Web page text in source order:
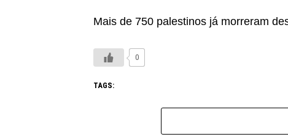
Mais de 750 palestinos já morreram
0
TAGS: